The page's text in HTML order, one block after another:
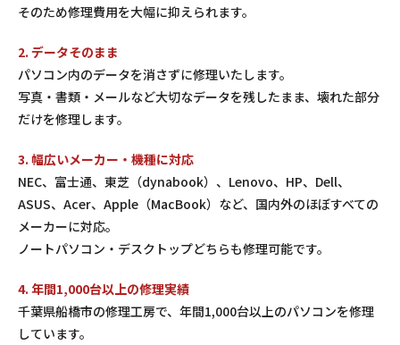
そのため修理費用を大幅に抑えられます。
2. データそのまま
パソコン内のデータを消さずに修理いたします。
写真・書類・メールなど大切なデータを残したまま、壊れた部分
だけを修理します。
3. 幅広いメーカー・機種に対応
NEC、富士通、東芝（dynabook）、Lenovo、HP、Dell、
ASUS、Acer、Apple（MacBook）など、国内外のほぼすべての
メーカーに対応。
ノートパソコン・デスクトップどちらも修理可能です。
4. 年間1,000台以上の修理実績
千葉県船橋市の修理工房で、年間1,000台以上のパソコンを修理
しています。